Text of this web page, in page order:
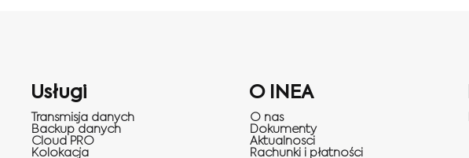
Usługi
Transmisja danych
Backup danych
Cloud PRO
Kolokacja
O INEA
O nas
Dokumenty
Aktualnosci
Rachunki i płatności